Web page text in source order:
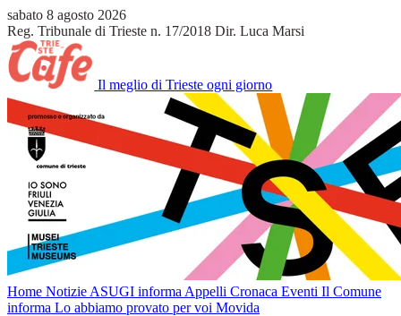
sabato 8 agosto 2026
Reg. Tribunale di Trieste n. 17/2018 Dir. Luca Marsi
Il meglio di Trieste ogni giorno
Home Notizie ASUGI informa Appelli Cronaca Eventi Il Comune
informa Lo abbiamo provato per voi Movida